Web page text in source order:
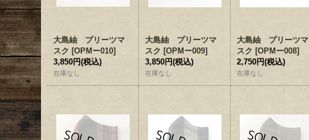
大島紬 プリーツマ
スク [OPMー010]
3,850円(税込)
在庫なし
大島紬 プリーツマ
スク [OPMー009]
3,850円(税込)
在庫なし
大島紬 プリーツマ
スク [OPMー008]
2,750円(税込)
在庫なし